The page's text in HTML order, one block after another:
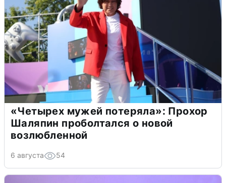
«Четырех мужей потеряла»: Прохор
Шаляпин проболтался о новой
возлюбленной
6 августа 54